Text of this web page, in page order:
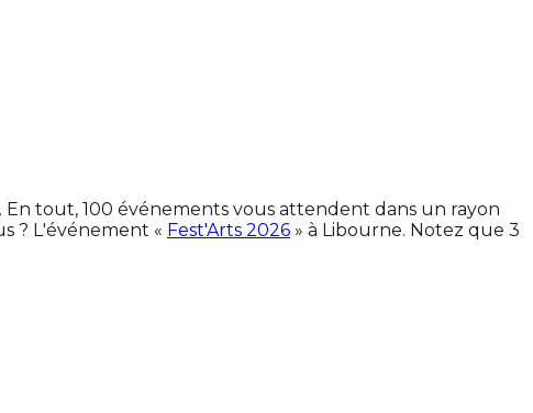
En tout, 100 événements vous attendent dans un rayon
? L'événement « Fest'Arts 2026 » à Libourne. Notez que 3